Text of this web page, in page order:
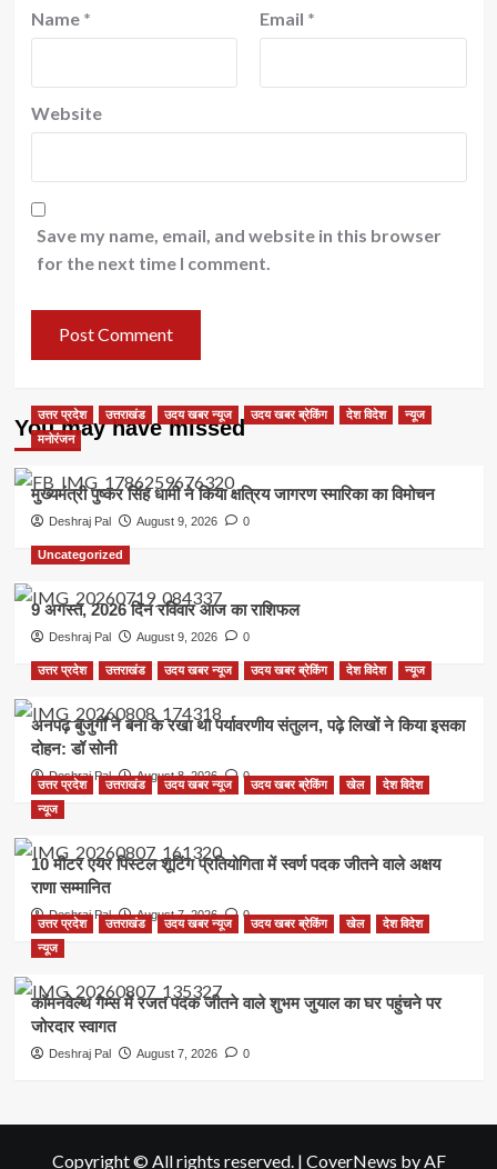
Name * Email *
Website
Save my name, email, and website in this browser
for the next time I comment.
You may have missed
उत्तर प्रदेश उत्तराखंड उदय खबर न्यूज उदय खबर ब्रेकिंग देश विदेश
न्यूज
मनोरंजन
मुख्यमंत्री पुष्कर सिंह धामी ने किया क्षत्रिय जागरण स्मारिका का विमोचन
Deshraj Pal August 9, 2026 0
Uncategorized
9 अगस्त, 2026 दिन रविवार आज का राशिफल
Deshraj Pal August 9, 2026 0
उत्तर प्रदेश उत्तराखंड उदय खबर न्यूज उदय खबर ब्रेकिंग देश विदेश न्यूज
अनपढ़ बुजुर्गों ने बना के रखा था पर्यावरणीय संतुलन, पढ़े लिखों ने किया इसका
दोहन: डॉ सोनी
Deshraj Pal August 8, 2026 0
उत्तर प्रदेश उत्तराखंड उदय खबर न्यूज उदय खबर ब्रेकिंग खेल
देश विदेश
न्यूज
10 मीटर एयर पिस्टल शूटिंग प्रतियोगिता में स्वर्ण पदक जीतने वाले अक्षय
राणा सम्मानित
Deshraj Pal August 7, 2026 0
उत्तर प्रदेश उत्तराखंड उदय खबर न्यूज उदय खबर ब्रेकिंग खेल
देश विदेश
न्यूज
कॉमनवेल्थ गेम्स में रजत पदक जीतने वाले शुभम जुयाल का घर पहुंचने पर
जोरदार स्वागत
Deshraj Pal August 7, 2026 0
Copyright © All rights reserved. | CoverNews by AF